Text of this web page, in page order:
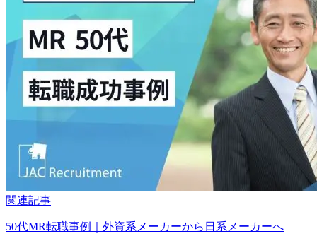
関連記事
50代MR転職事例｜外資系メーカーから日系メーカーへ